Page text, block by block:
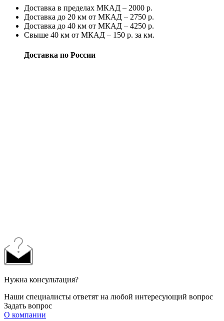
Доставка в пределах МКАД – 2000 р.
Доставка до 20 км от МКАД – 2750 р.
Доставка до 40 км от МКАД – 4250 р.
Свыше 40 км от МКАД – 150 р. за км.
Доставка по России
Нужна консультация?
Наши специалисты ответят на любой интересующий вопрос
Задать вопрос
О компании